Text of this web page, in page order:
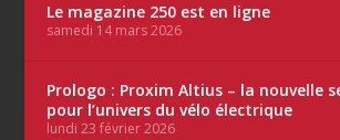
Le magazine 250 est en ligne
samedi 14 mars 2026
Prologo : Proxim Altius – la nouvelle
pour l’univers du vélo électrique
lundi 23 février 2026